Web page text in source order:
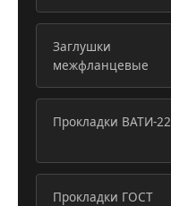
Заглушки
межфланцевые
Прокладки ВАТИ-22
Прокладки ГОСТ